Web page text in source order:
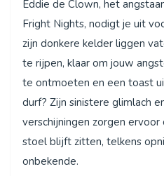
Eddie de Clown, het
Fright Nights, nodigt je uit
zijn donkere kelder liggen
te rijpen, klaar om jouw
te ontmoeten en een toast
durf? Zijn sinistere glimlach
verschijningen zorgen
stoel blijft zitten, telkens
onbekende.